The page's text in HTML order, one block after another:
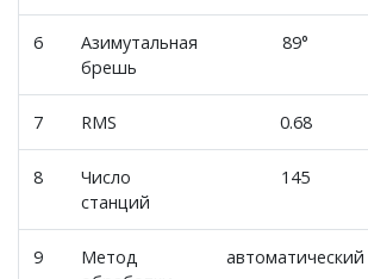
6
Азимутальная
брешь
89°
7 RMS 0.68
8
Число
станций
145
9
Метод
автоматический